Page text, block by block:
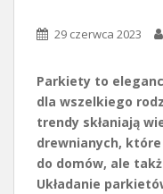
29 czerwca 2023
Parkiety to
dla wszelkiego
trendy skłaniają
drewnianych,
do domów, ale
Układanie